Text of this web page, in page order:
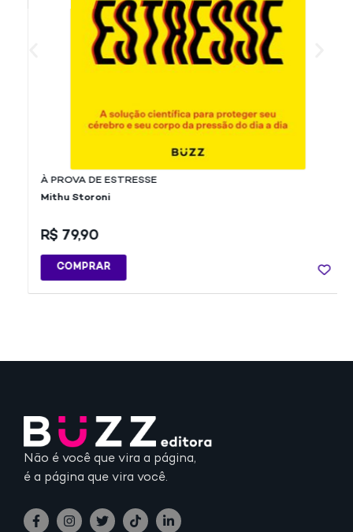
À PROVA DE ESTRESSE
Mithu Storoni
R$79,90
COMPRAR
Não é você que vira a página,
é a página que vira você.